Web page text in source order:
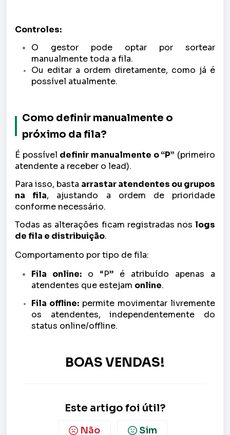
Controles:
O gestor pode optar por sortear
manualmente toda a fila.
Ou editar a ordem diretamente, como já é
possível atualmente.
Como definir manualmente o
próximo da fila?
É possível definir manualmente o “P” (primeiro
atendente a receber o lead).
Para isso, basta arrastar atendentes ou grupos
na fila, ajustando a ordem de prioridade
conforme necessário.
Todas as alterações ficam registradas nos logs
de fila e distribuição.
Comportamento por tipo de fila:
Fila online: o “P” é atribuído apenas a
atendentes que estejam online.
Fila offline: permite movimentar livremente
os atendentes, independentemente do
status online/offline.
BOAS VENDAS!
Este artigo foi útil?
Não Sim